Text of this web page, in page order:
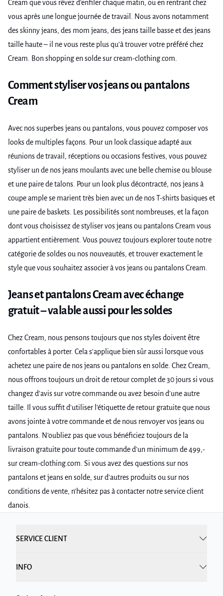
Cream que vous rêvez d'enfiler chaque matin, ou en rentrant chez
vous après une longue journée de travail. Nous avons notamment
des skinny jeans, des mom jeans, des jeans taille basse et des jeans
taille haute – il ne vous reste plus qu'à trouver votre préféré chez
Cream. Bon shopping en solde sur cream-clothing.com.
Comment styliser vos jeans ou pantalons
Cream
Avec nos superbes jeans ou pantalons, vous pouvez composer vos
looks de multiples façons. Pour un look classique adapté aux
réunions de travail, réceptions ou occasions festives, vous pouvez
styliser un de nos jeans moulants avec une belle chemise ou blouse
et une paire de talons. Pour un look plus décontracté, nos jeans à
coupe ample se marient très bien avec un de nos T-shirts basiques et
une paire de baskets. Les possibilités sont nombreuses, et la façon
dont vous choisissez de styliser vos jeans ou pantalons Cream vous
appartient entièrement. Vous pouvez toujours explorer toute notre
catégorie de soldes ou nos nouveautés, et trouver exactement le
style que vous souhaitez associer à vos jeans ou pantalons Cream.
Jeans et pantalons Cream avec échange
gratuit – valable aussi pour les soldes
Chez Cream, nous pensons toujours que nos styles doivent être
confortables à porter. Cela s'applique bien sûr aussi lorsque vous
achetez une paire de nos jeans ou pantalons en solde. Chez Cream,
nous offrons toujours un droit de retour complet de 30 jours si vous
changez d'avis sur votre commande ou avez besoin d'une autre
taille. Il vous suffit d'utiliser l'étiquette de retour gratuite que nous
avons jointe à votre commande et de nous renvoyer vos jeans ou
pantalons. N'oubliez pas que vous bénéficiez toujours de la
livraison gratuite pour toute commande d'un minimum de 499,-
sur cream-clothing.com. Si vous avez des questions sur nos
pantalons et jeans en solde, sur d'autres produits ou sur nos
conditions de vente, n'hésitez pas à contacter notre service client
danois.
SERVICE CLIENT
INFO